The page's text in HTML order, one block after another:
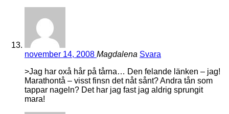
november 14, 2008 Magdalena Svara
>Jag har oxå hår på tårna… Den felande länken – jag!
Marathontå – visst finsn det nåt sånt? Andra tån som
tappar nageln? Det har jag fast jag aldrig sprungit
mara!